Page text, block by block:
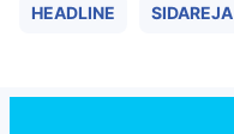
HEADLINE SIDAREJA